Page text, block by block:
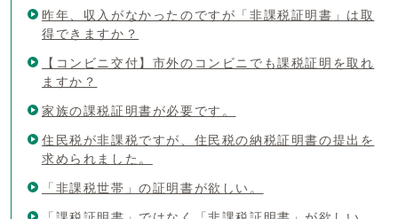
昨年、収入がなかったのですが「非課税証明書」は取
得できますか？
【コンビニ交付】市外のコンビニでも課税証明を取れ
ますか？
家族の課税証明書が必要です。
住民税が非課税ですが、住民税の納税証明書の提出を
求められました。
「非課税世帯」の証明書が欲しい。